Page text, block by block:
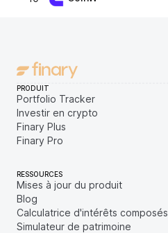
PRODUIT
Portfolio Tracker
Investir en crypto
Finary Plus
Finary Pro
RESSOURCES
Mises à jour du produit
Blog
Calculatrice d'intérêts composés
Simulateur de patrimoine